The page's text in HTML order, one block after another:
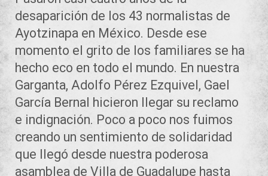
desaparición de los 43 normalistas de
Ayotzinapa en México. Desde ese
momento el grito de los familiares se ha
hecho eco en todo el mundo. En nuestra
Garganta, Adolfo Pérez Ezquivel, Gael
García Bernal hicieron llegar su reclamo
e indignación. Poco a poco nos fuimos
creando un sentimiento de solidaridad
que llegó desde nuestra poderosa
asamblea de Villa de Guadalupe hasta